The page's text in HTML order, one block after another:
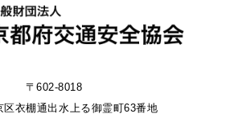
〒602-8018
区衣棚通出水上る御霊町63番地